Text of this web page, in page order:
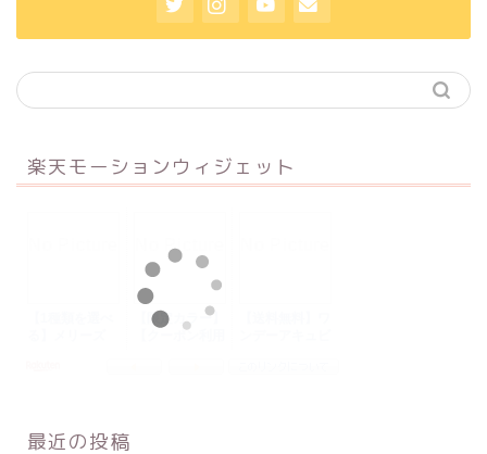
楽天モーションウィジェット
最近の投稿